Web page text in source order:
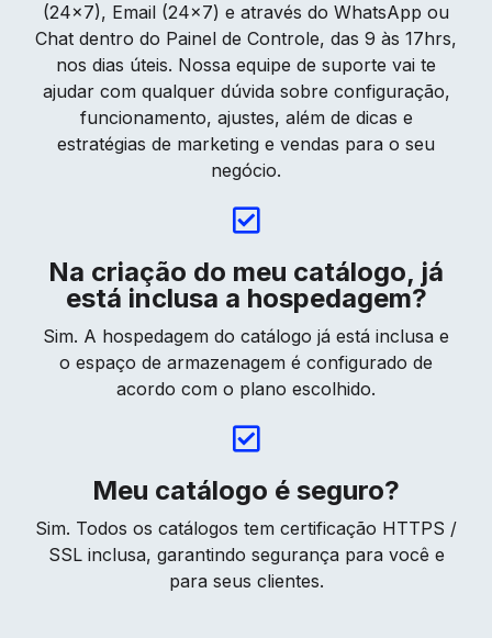
(24×7), Email (24×7) e através do WhatsApp ou
Chat dentro do Painel de Controle, das 9 às 17hrs,
nos dias úteis. Nossa equipe de suporte vai te
ajudar com qualquer dúvida sobre configuração,
funcionamento, ajustes, além de dicas e
estratégias de marketing e vendas para o seu
negócio.
Na criação do meu catálogo, já
está inclusa a hospedagem?
Sim. A hospedagem do catálogo já está inclusa e
o espaço de armazenagem é configurado de
acordo com o plano escolhido.
Meu catálogo é seguro?
Sim. Todos os catálogos tem certificação HTTPS /
SSL inclusa, garantindo segurança para você e
para seus clientes.